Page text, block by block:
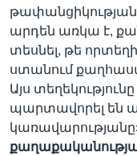
թափանցիկության
արդեն առկա է,
տեսնել, թե
ստանում
Այս
պարտավորել են